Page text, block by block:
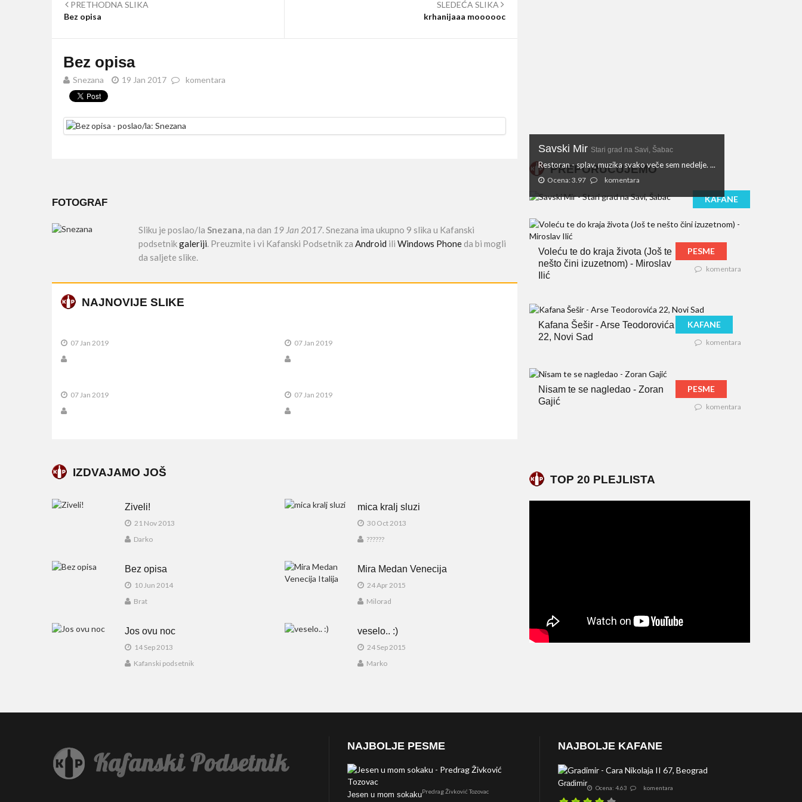
PRETHODNA SLIKA
Bez opisa
SLEDEĆA SLIKA
krhanijaaa moooooc
Bez opisa
Snezana 19 Jan 2017 komentara
FOTOGRAF
Sliku je poslao/la Snezana, na dan 19 Jan 2017. Snezana ima ukupno 9 slika u Kafanski
podsetnikgaleriji. Preuzmite i vi Kafanski Podsetnik za Android ili Windows Phoneda bi mogli
da saljete slike.
NAJNOVIJE SLIKE
07 Jan 2019 07 Jan 2019
07 Jan 2019 07 Jan 2019
IZDVAJAMO JOŠ
Ziveli!
21 Nov 2013
Darko
mica kralj sluzi
30 Oct 2013
??????
Bez opisa
10 Jun 2014
Brat
Mira Medan Venecija
24 Apr 2015
Milorad
Jos ovu noc
14 Sep 2013
Kafanski podsetnik
veselo.. :)
24 Sep 2015
Marko
PREPORUČUJEMO
KAFANE
Savski Mir Stari grad na Savi, Šabac
Restoran - splav, muzika svako veče sem nedelje. ...
Ocena: 3.97 komentara
Voleću te do kraja života (Još te
nešto čini izuzetnom) - Miroslav
Ilić
PESME
komentara
Kafana Šešir - Arse Teodorovića
22, Novi Sad
KAFANE
komentara
Nisam te se nagledao - Zoran
Gajić
PESME
komentara
TOP 20 PLEJLISTA
NAJBOLJE PESME
Jesen u mom sokakuPredrag Živković Tozovac
NAJBOLJE KAFANE
Gradimir Ocena: 4.63 komentara